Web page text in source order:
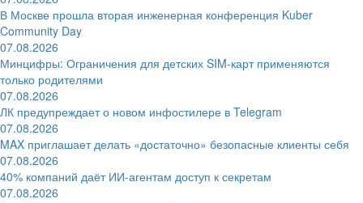
В Москве прошла вторая инженерная конференция Kuber
Community Day
07.08.2026
Минцифры: Ограничения для детских SIM-карт применяются
только родителями
07.08.2026
ЛК предупреждает о новом инфостилере в Telegram
07.08.2026
MAX приглашает делать «достаточно» безопасные клиенты себя
07.08.2026
40% компаний даёт ИИ‑агентам доступ к секретам
07.08.2026